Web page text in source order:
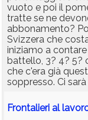
vuoto e poi il
tratte se ne
abbonamento?
Svizzera che
iniziamo a
battello, 3? 4? 5?
che c'era già
soppresso. Ci
Frontalieri al